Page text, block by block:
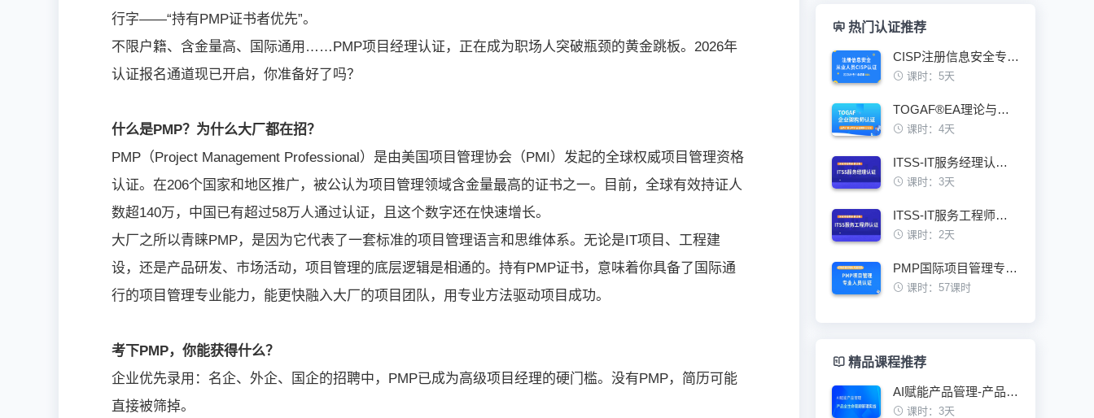
行字——“持有PMP证书者优先”。
不限户籍、含金量高、国际通用……PMP项目经理认证，正在成为职场人突破瓶颈的黄金跳板。2026年
认证报名通道现已开启，你准备好了吗？
什么是PMP？为什么大厂都在招？
PMP（Project Management Professional）是由美国项目管理协会（PMI）发起的全球权威项目管理资格
认证。在206个国家和地区推广，被公认为项目管理领域含金量最高的证书之一。目前，全球有效持证人
数超140万，中国已有超过58万人通过认证，且这个数字还在快速增长。
大厂之所以青睐PMP，是因为它代表了一套标准的项目管理语言和思维体系。无论是IT项目、工程建
设，还是产品研发、市场活动，项目管理的底层逻辑是相通的。持有PMP证书，意味着你具备了国际通
行的项目管理专业能力，能更快融入大厂的项目团队，用专业方法驱动项目成功。
考下PMP，你能获得什么？
企业优先录用：名企、外企、国企的招聘中，PMP已成为高级项目经理的硬门槛。没有PMP，简历可能
直接被筛掉。
热门认证推荐
CISP注册信息安全专业人员认证培训班
课时：5天
TOGAF®EA理论与实践鉴定级认证培训班
课时：4天
ITSS-IT服务经理认证培训班
课时：3天
ITSS-IT服务工程师认证培训班
课时：2天
PMP国际项目管理专业人员资格认证培训班
课时：57课时
精品课程推荐
AI赋能产品管理-产品全生命周期管理实战
课时：3天